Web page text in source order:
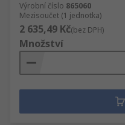
Výrobní číslo 865060
Mezisoučet (1 jednotka)
2 635,49 Kč(bez DPH)
Množství